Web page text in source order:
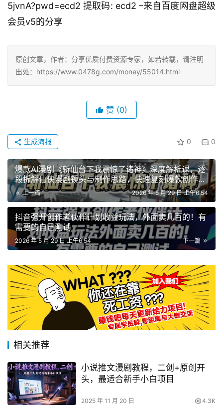
5jvnA?pwd=ecd2 提取码: ecd2 –来自百度网盘超级
会员v5的分享
原创文章，作者：分享优质付费资源专家，如若转载，请注明
出处：https://www.0478g.com/money/55014.html
赞 (0)
0 0
生成海报
爆款AI漫剧《斩仙台下我震惊了诸神》深度解析课，逐
段拆解仙侠漫剧镜头与制作思路，快速复刻爆款创作模
式上一篇 2026 年 5 月 29 日 上午6:54
抖音强开创作者伙伴计划收益玩法，外面卖几百的！有
需要的自己测试
下一篇
2026 年 5 月 29 日 上午6:54
相关推荐
小说推文漫剧教程，二创+原创开
头，最适合新手小白项目
2025 年 11 月 20 日 4.3K